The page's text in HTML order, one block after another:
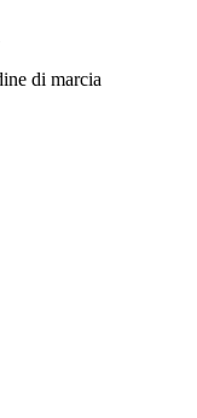
di marcia